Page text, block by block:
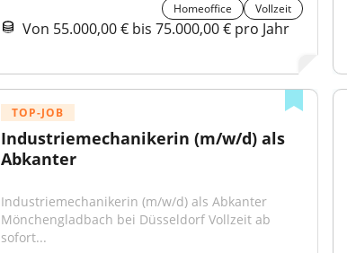
Homeoffice Vollzeit
Von 55.000,00 € bis 75.000,00 € pro Jahr
TOP-JOB
Industriemechanikerin (m/w/d) als
Abkanter
Industriemechanikerin (m/w/d) als Abkanter
Mönchengladbach bei Düsseldorf Vollzeit ab
sofort...